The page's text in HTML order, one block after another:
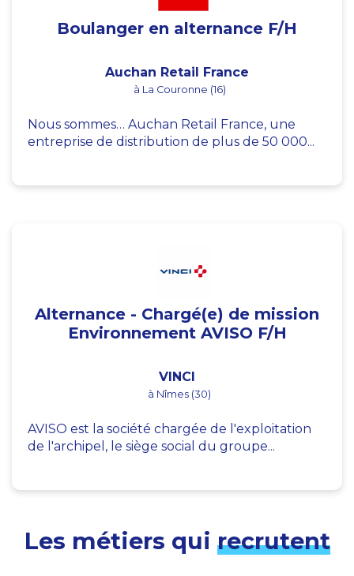
Boulanger en alternance F/H
Auchan Retail France
à La Couronne (16)
Nous sommes… Auchan Retail France, une
entreprise de distribution de plus de 50 000...
Alternance - Chargé(e) de mission
Environnement AVISO F/H
VINCI
à Nîmes (30)
AVISO est la société chargée de l'exploitation
de l'archipel, le siège social du groupe...
Les métiers qui recrutent